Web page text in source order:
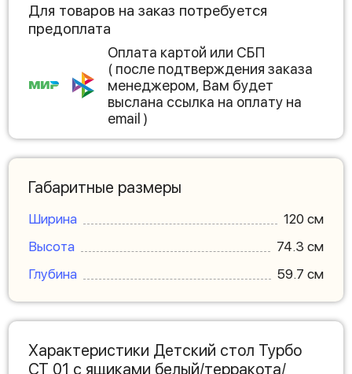
Для товаров на заказ потребуется
предоплата
Оплата картой или СБП
( после подтверждения заказа
менеджером, Вам будет
выслана ссылка на оплату на
email )
Габаритные размеры
Ширина
120 см
Высота
74.3 см
Глубина
59.7 см
Характеристики Детский стол Турбо
СТ 01 с ящиками белый/терракота/